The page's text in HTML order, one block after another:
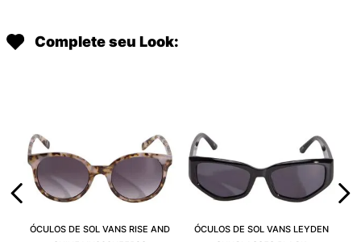
Complete seu Look:
ÓCULOS DE SOL VANS RISE AND
ÓCULOS DE SOL VANS LEYDEN